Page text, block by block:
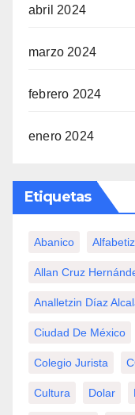
abril 2024
marzo 2024
febrero 2024
enero 2024
Etiquetas
Abanico
Allan Cruz
Analletzin Díaz
Ciudad De México
Colegio Jurista
Cultura Dolar